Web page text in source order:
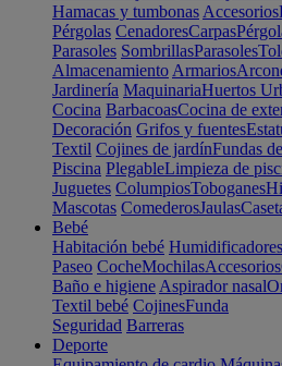
Hamacas y tumbonas Accesorios
Pérgolas CenadoresCarpas
Parasoles SombrillasParasoles
Almacenamiento Armarios
Jardinería MaquinariaHuertos
Cocina BarbacoasCocina de
Decoración Grifos y fuentes
Textil Cojines de jardínFundas
Piscina PlegableLimpieza de
Juguetes ColumpiosToboganes
Mascotas ComederosJaulas
Bebé
Habitación bebé Humidificadores
Paseo CocheMochilasAccesorios
Baño e higiene Aspirador nasal
Textil bebé CojinesFunda
Seguridad Barreras
Deporte